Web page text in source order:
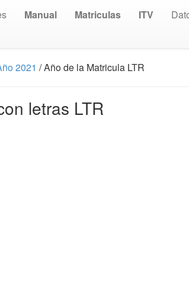
Manual Matriculas ITV
2021 / Año de la Matricula LTR
letras LTR